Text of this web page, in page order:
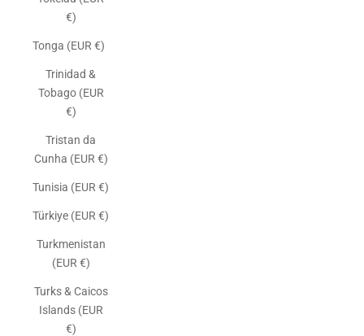
€)
Tonga (EUR €)
Trinidad &
Tobago (EUR
€)
Tristan da
Cunha (EUR €)
Tunisia (EUR €)
Türkiye (EUR €)
Turkmenistan
(EUR €)
Turks & Caicos
Islands (EUR
€)